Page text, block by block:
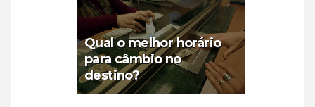
Qual o melhor horário
para câmbio no
destino?